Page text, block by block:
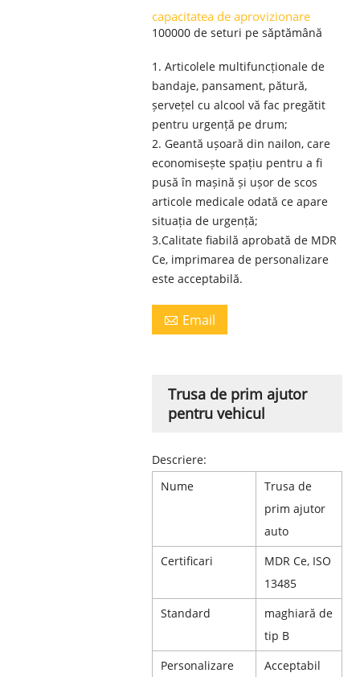
capacitatea de aprovizionare
100000 de seturi pe săptămână
1. Articolele multifuncționale de
bandaje, pansament, pătură,
șervețel cu alcool vă fac pregătit
pentru urgență pe drum;
2. Geantă ușoară din nailon, care
economisește spațiu pentru a fi
pusă în mașină și ușor de scos
articole medicale odată ce apare
situația de urgență;
3.Calitate fiabilă aprobată de MDR
Ce, imprimarea de personalizare
este acceptabilă.
 Email
Trusa de prim ajutor
pentru vehicul
Descriere:
Nume
Trusa de
prim ajutor
auto
Certificari
MDR Ce, ISO
13485
Standard
maghiară de
tip B
Personalizare
Acceptabil